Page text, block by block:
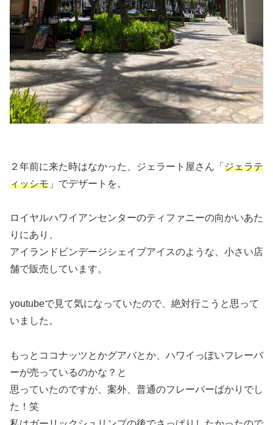
２年前に来た時はなかった、ジェラート屋さん「 ジェラテ
ィッシモ 」でデザートを。
ロイヤルハワイアンセンターのティファニーの向かいあた
りにあり、
アイランドビンデージシェイブアイスのような、小さい店
舗で販売しています。
youtubeで見て気になっていたので、絶対行こうと思って
いました。
もっとココナッツとかグアバとか、ハワイっぽいフレーバ
ーが売っているのかな？と
思っていたのですが、案外、普通のフレーバーばかりでし
た！笑